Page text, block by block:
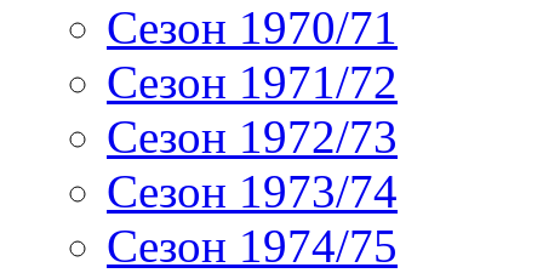
Сезон 1970/71
Сезон 1971/72
Сезон 1972/73
Сезон 1973/74
Сезон 1974/75